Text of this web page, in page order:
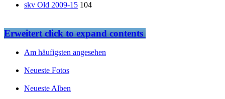
skv Old 2009-15 104
Erweitertclick to expand contents
Am häufigsten angesehen
Neueste Fotos
Neueste Alben